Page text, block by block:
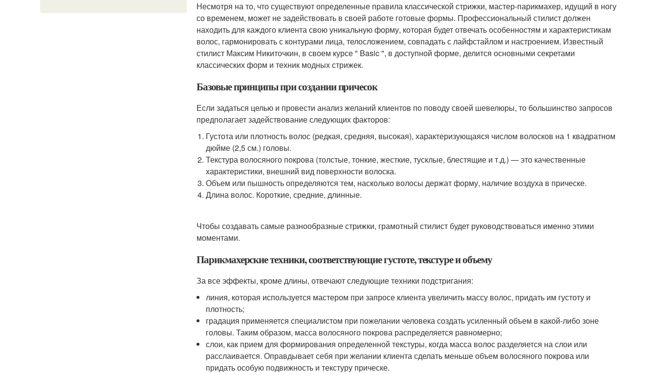
Несмотря на то, что существуют определенные правила классической стрижки, мастер-парикмахер, идущий в ногу
со временем, может не задействовать в своей работе готовые формы. Профессиональный стилист должен
находить для каждого клиента свою уникальную форму, которая будет отвечать особенностям и характеристикам
волос, гармонировать с контурами лица, телосложением, совпадать с лайфстайлом и настроением. Известный
стилист Максим Никиточкин, в своем курсе " Basic ", в доступной форме, делится основными секретами
классических форм и техник модных стрижек.
Базовые принципы при создании причесок
Если задаться целью и провести анализ желаний клиентов по поводу своей шевелюры, то большинство запросов
предполагает задействование следующих факторов:
Густота или плотность волос (редкая, средняя, высокая), характеризующаяся числом волосков на 1 квадратном
дюйме (2,5 см.) головы.
Текстура волосяного покрова (толстые, тонкие, жесткие, тусклые, блестящие и т.д.) — это качественные
характеристики, внешний вид поверхности волоска.
Объем или пышность определяются тем, насколько волосы держат форму, наличие воздуха в прическе.
Длина волос. Короткие, средние, длинные.
Чтобы создавать самые разнообразные стрижки, грамотный стилист будет руководствоваться именно этими
моментами.
Парикмахерские техники, соответствующие густоте, текстуре и объему
За все эффекты, кроме длины, отвечают следующие техники подстригания:
линия, которая используется мастером при запросе клиента увеличить массу волос, придать им густоту и
плотность;
градация применяется специалистом при пожелании человека создать усиленный объем в какой-либо зоне
головы. Таким образом, масса волосяного покрова распределяется равномерно;
слои, как прием для формирования определенной текстуры, когда масса волос разделяется на слои или
расслаивается. Оправдывает себя при желании клиента сделать меньше объем волосяного покрова или
придать особую подвижность и текстуру прическе.